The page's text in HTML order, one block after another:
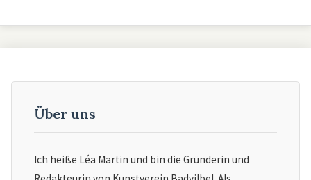
Über uns
Ich heiße Léa Martin und bin die Gründerin und